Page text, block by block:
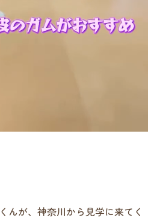
んが、神奈川から見学に来てく